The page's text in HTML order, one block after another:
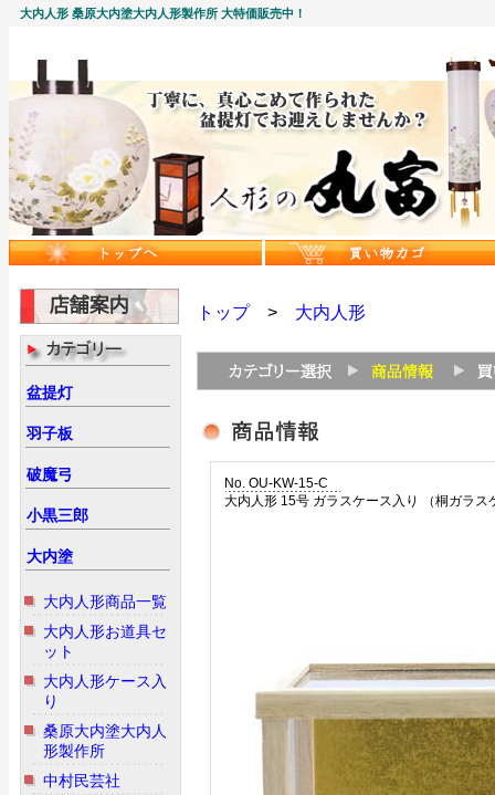
大内人形 桑原大内塗大内人形製作所 大特価販売中！
盆提灯
羽子板
破魔弓
小黒三郎
大内塗
大内人形商品一覧
大内人形お道具セ
ット
大内人形ケース入
り
桑原大内塗大内人
形製作所
中村民芸社
トップ> 大内人形
No. OU-KW-15-C
大内人形 15号 ガラスケース入り （桐ガラス